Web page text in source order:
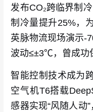
发布CO₂跨临界制
制冷量提升25%，
英脉物流现场演示-
波动≤±3℃，曾成功
智能控制技术成为
空气机T6搭载
感器实现“风随人动